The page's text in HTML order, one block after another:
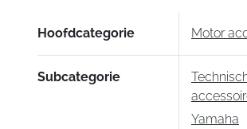
aantal
Hoofdcategorie Motor
Subcategorie
Yamaha